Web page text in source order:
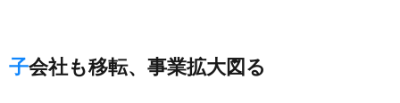
子会社も移転、事業拡大図る